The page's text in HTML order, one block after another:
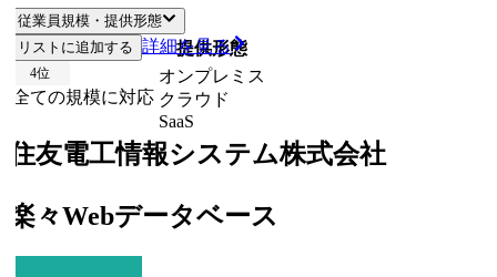
従業員規模・提供形態
従業員規模 提供形態
ての規模に対応
オンプレミス
クラウド
SaaS
リストに追加する 詳細を見る
位
友電工情報システム株式会社
々Webデータベース